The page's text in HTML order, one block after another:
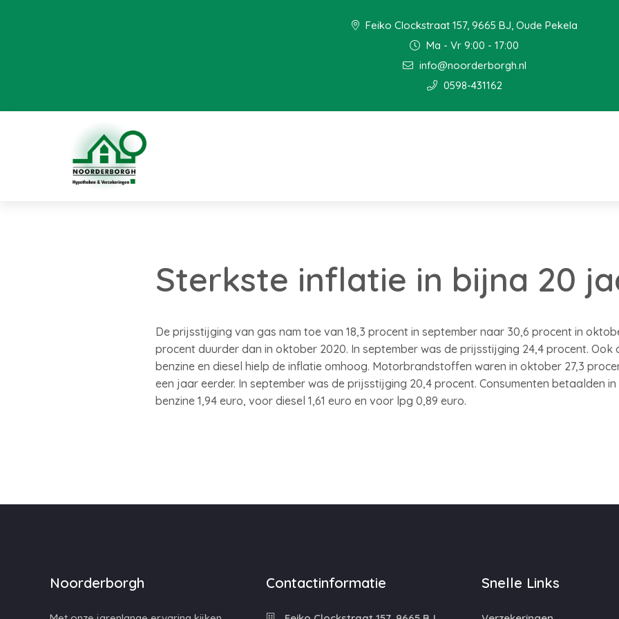
Feiko Clockstraat 157, 9665 BJ, Oude Pekela
Ma - Vr 9:00 - 17:00
info@noorderborgh.nl
0598-431162
Sterkste inflatie in bijna 20
De prijsstijging van gas nam toe van 18,3 procent in september naar 30,6 procent in
procent duurder dan in oktober 2020. In september was de prijsstijging 24,4 procent.
benzine en diesel hielp de inflatie omhoog. Motorbrandstoffen waren in oktober 27,3
een jaar eerder. In september was de prijsstijging 20,4 procent. Consumenten betaalden
benzine 1,94 euro, voor diesel 1,61 euro en voor lpg 0,89 euro.
Noorderborgh Contactinformatie Snelle Links